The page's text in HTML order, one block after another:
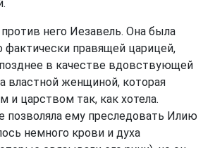
него Иезавель. Она была
фактически правящей царицей,
в качестве вдовствующей
властной женщиной, которая
и царством так, как хотела.
позволяла ему преследовать Илию
немного крови и духа